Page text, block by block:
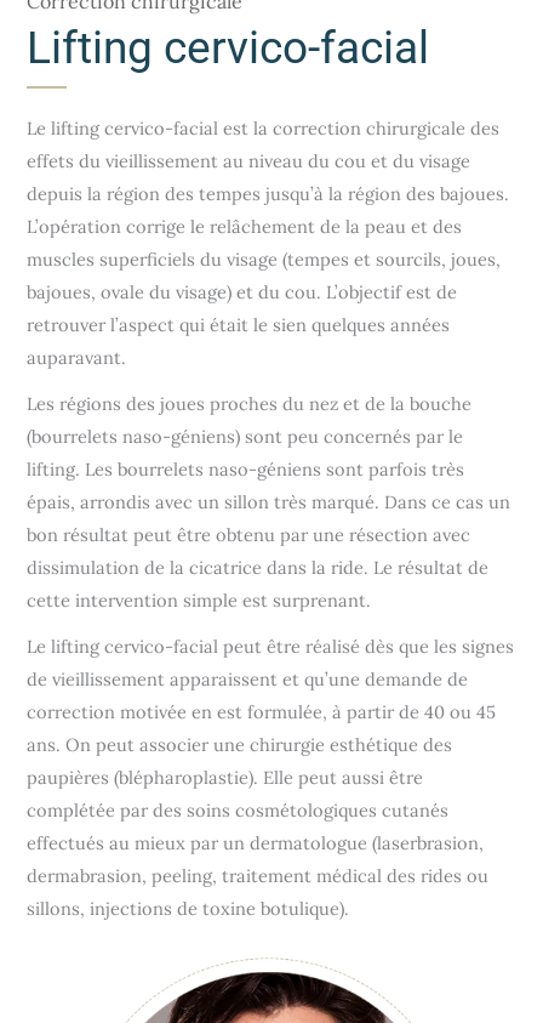
Lifting cervico-facial
Le lifting cervico-facial est la correction chirurgicale des
effets du vieillissement au niveau du cou et du visage
depuis la région des tempes jusqu’à la région des bajoues.
L’opération corrige le relâchement de la peau et des
muscles superficiels du visage (tempes et sourcils, joues,
bajoues, ovale du visage) et du cou. L’objectif est de
retrouver l’aspect qui était le sien quelques années
auparavant.
Les régions des joues proches du nez et de la bouche
(bourrelets naso-géniens) sont peu concernés par le
lifting. Les bourrelets naso-géniens sont parfois très
épais, arrondis avec un sillon très marqué. Dans ce cas un
bon résultat peut être obtenu par une résection avec
dissimulation de la cicatrice dans la ride. Le résultat de
cette intervention simple est surprenant.
Le lifting cervico-facial peut être réalisé dès que les signes
de vieillissement apparaissent et qu’une demande de
correction motivée en est formulée, à partir de 40 ou 45
ans. On peut associer une chirurgie esthétique des
paupières (blépharoplastie). Elle peut aussi être
complétée par des soins cosmétologiques cutanés
effectués au mieux par un dermatologue (laserbrasion,
dermabrasion, peeling, traitement médical des rides ou
sillons, injections de toxine botulique).